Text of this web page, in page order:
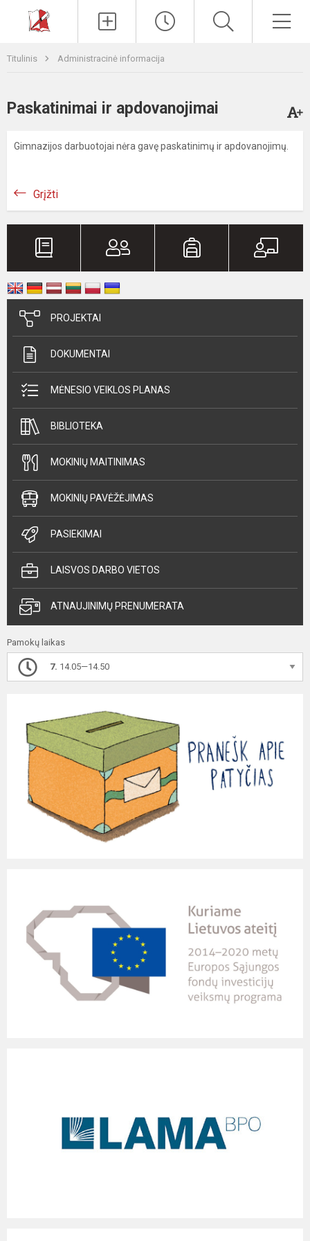
Titulinis Administracinė informacija
Paskatinimai ir apdovanojimai
Gimnazijos darbuotojai nėra gavę paskatinimų ir apdovanojimų.
Grįžti
PROJEKTAI
DOKUMENTAI
MĖNESIO VEIKLOS PLANAS
BIBLIOTEKA
MOKINIŲ MAITINIMAS
MOKINIŲ PAVĖŽĖJIMAS
PASIEKIMAI
LAISVOS DARBO VIETOS
ATNAUJINIMŲ PRENUMERATA
Pamokų laikas
7. 14.05—14.50